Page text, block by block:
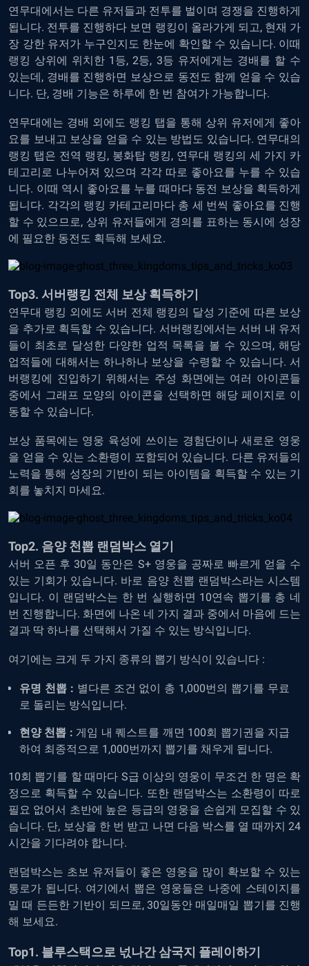
연무대에서는 다른 유저들과 전투를 벌이며 경쟁을 진행하게
됩니다. 전투를 진행하다 보면 랭킹이 올라가게 되고, 현재 가
장 강한 유저가 누구인지도 한눈에 확인할 수 있습니다. 이때
랭킹 상위에 위치한 1등, 2등, 3등 유저에게는 경배를 할 수
있는데, 경배를 진행하면 보상으로 동전도 함께 얻을 수 있습
니다. 단, 경배 기능은 하루에 한 번 참여가 가능합니다.
연무대에는 경배 외에도 랭킹 탭을 통해 상위 유저에게 좋아
요를 보내고 보상을 얻을 수 있는 방법도 있습니다. 연무대의
랭킹 탭은 전역 랭킹, 봉화탑 랭킹, 연무대 랭킹의 세 가지 카
테고리로 나누어져 있으며 각각 따로 좋아요를 누를 수 있습
니다. 이때 역시 좋아요를 누를 때마다 동전 보상을 획득하게
됩니다. 각각의 랭킹 카테고리마다 총 세 번씩 좋아요를 진행
할 수 있으므로, 상위 유저들에게 경의를 표하는 동시에 성장
에 필요한 동전도 획득해 보세요.
Top3. 서버랭킹 전체 보상 획득하기
연무대 랭킹 외에도 서버 전체 랭킹의 달성 기준에 따른 보상
을 추가로 획득할 수 있습니다. 서버랭킹에서는 서버 내 유저
들이 최초로 달성한 다양한 업적 목록을 볼 수 있으며, 해당
업적들에 대해서는 하나하나 보상을 수령할 수 있습니다. 서
버랭킹에 진입하기 위해서는 주성 화면에는 여러 아이콘들
중에서 그래프 모양의 아이콘을 선택하면 해당 페이지로 이
동할 수 있습니다.
보상 품목에는 영웅 육성에 쓰이는 경험단이나 새로운 영웅
을 얻을 수 있는 소환령이 포함되어 있습니다. 다른 유저들의
노력을 통해 성장의 기반이 되는 아이템을 획득할 수 있는 기
회를 놓치지 마세요.
Top2. 음양 천뽑 랜덤박스 열기
서버 오픈 후 30일 동안은 S+ 영웅을 공짜로 빠르게 얻을 수
있는 기회가 있습니다. 바로 음양 천뽑 랜덤박스라는 시스템
입니다. 이 랜덤박스는 한 번 실행하면 10연속 뽑기를 총 네
번 진행합니다. 화면에 나온 네 가지 결과 중에서 마음에 드는
결과 딱 하나를 선택해서 가질 수 있는 방식입니다.
여기에는 크게 두 가지 종류의 뽑기 방식이 있습니다 :
유명 천뽑 : 별다른 조건 없이 총 1,000번의 뽑기를 무료
로 돌리는 방식입니다.
현양 천뽑 : 게임 내 퀘스트를 깨면 100회 뽑기권을 지급
하여 최종적으로 1,000번까지 뽑기를 채우게 됩니다.
10회 뽑기를 할 때마다 S급 이상의 영웅이 무조건 한 명은 확
정으로 획득할 수 있습니다. 또한 랜덤박스는 소환령이 따로
필요 없어서 초반에 높은 등급의 영웅을 손쉽게 모집할 수 있
습니다. 단, 보상을 한 번 받고 나면 다음 박스를 열 때까지 24
시간을 기다려야 합니다.
랜덤박스는 초보 유저들이 좋은 영웅을 많이 확보할 수 있는
통로가 됩니다. 여기에서 뽑은 영웅들은 나중에 스테이지를
밀 때 든든한 기반이 되므로, 30일동안 매일매일 뽑기를 진행
해 보세요.
Top1. 블루스택으로 넋나간 삼국지 플레이하기